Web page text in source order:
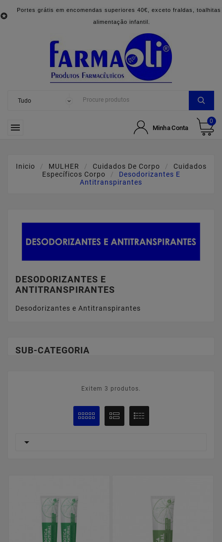

Portes grátis em encomendas superiores 40€, exceto fraldas, toalhitas
alimentação infantil.
 Minha Conta
0
Inicio MULHER Cuidados De Corpo
Cuidados
Específicos Corpo
Desodorizantes E
Antitranspirantes
DESODORIZANTES E
ANTITRANSPIRANTES
Desodorizantes e Antitranspirantes
SUB-CATEGORIA
Exitem 3 produtos.
